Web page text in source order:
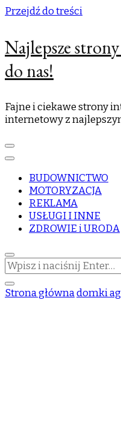
Przejdź do treści
Najlepsze
do nas!
Fajne i ciekawe strony
internetowy z
BUDOWNICTWO
MOTORYZACJA
REKLAMA
USŁUGI I INNE
ZDROWIE i URODA
Szukasz
czegoś?
Strona głównadomki